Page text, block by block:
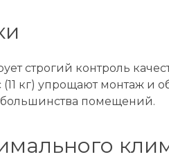
строгий контроль
кг) упрощают монтаж и
большинства помещений.